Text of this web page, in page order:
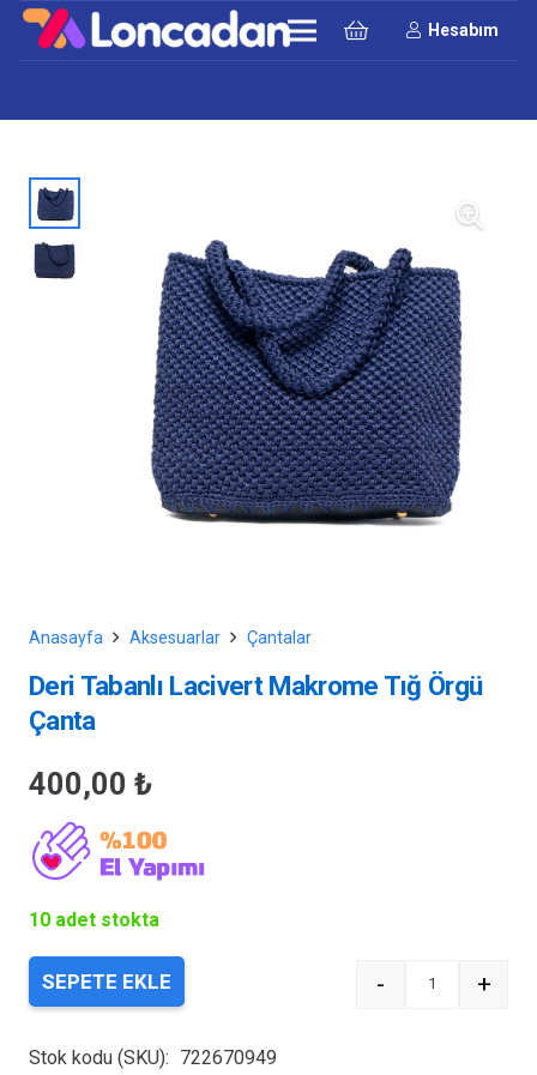
Hesabım
Anasayfa Aksesuarlar Çantalar
Deri Tabanlı Lacivert Makrome Tığ Örgü
Çanta
400,00 ₺
10 adet stokta
Quantity
- +
SEPETE EKLE
Stok kodu (SKU): 722670949